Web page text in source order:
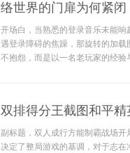
络世界的门扉为何紧闭
开场白，当熟悉的登录音乐未能
遇登录障碍的焦躁，那旋转的加
不抱怨，而是以一名老玩家的经
双排得分王截图和平
副标题，双人成行方能制霸战场
决定了整局游戏的基调，对于志